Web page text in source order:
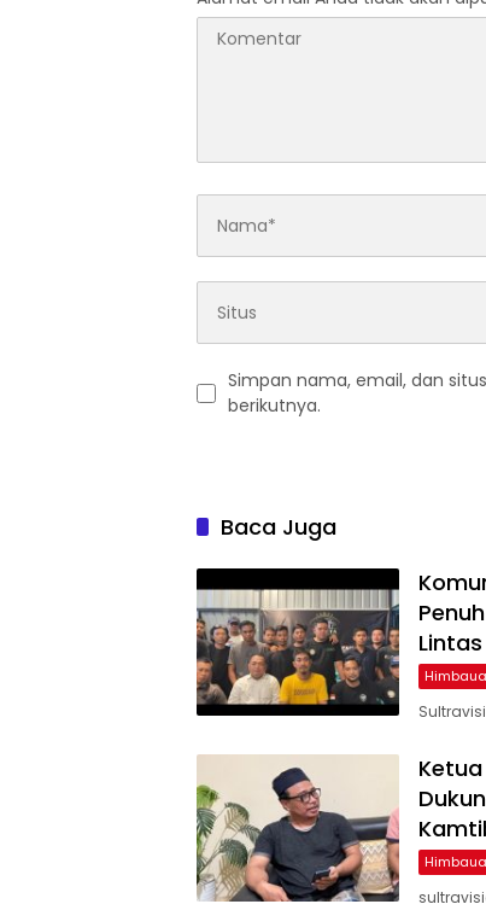
Simpan nama, email, dan
berikutnya.
Baca Juga
Lintas